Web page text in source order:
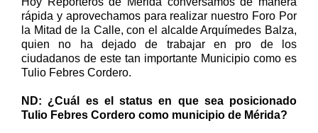
rápida y aprovechamos para realizar nuestro Foro Por
la Mitad de la Calle, con el alcalde Arquímedes Balza,
quien no ha dejado de trabajar en pro de los
ciudadanos de este tan importante Municipio como es
Tulio Febres Cordero.
ND: ¿Cuál es el status en que sea posicionado
Tulio Febres Cordero como municipio de Mérida?